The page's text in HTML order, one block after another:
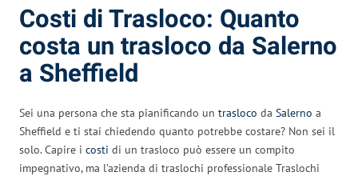
Costi di Trasloco: Quanto
costa un trasloco da Salerno
a Sheffield
Sei una persona che sta pianificando un trasloco da Salerno a
Sheffield e ti stai chiedendo quanto potrebbe costare? Non sei il
solo. Capire i costi di un trasloco può essere un compito
impegnativo, ma l’azienda di traslochi professionale Traslochi